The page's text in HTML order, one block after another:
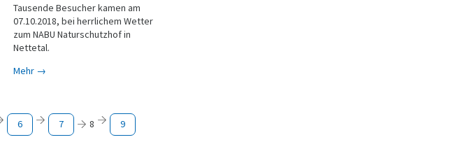
Tausende Besucher kamen am
07.10.2018, bei herrlichem Wetter
zum NABU Naturschutzhof in
Nettetal.
Mehr →
6 7 8
9